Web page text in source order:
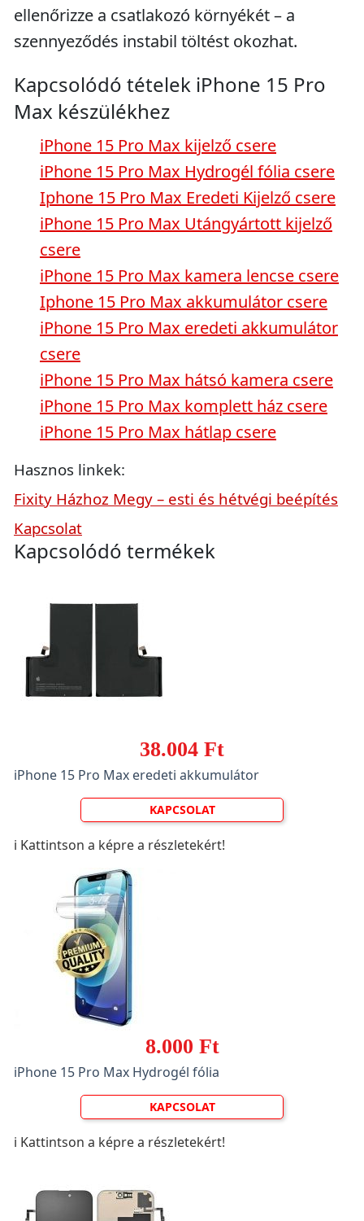
ellenőrizze a csatlakozó környékét – a
szennyeződés instabil töltést okozhat.
Kapcsolódó tételek iPhone 15 Pro
Max készülékhez
iPhone 15 Pro Max kijelző csere
iPhone 15 Pro Max Hydrogél fólia csere
Iphone 15 Pro Max Eredeti Kijelző csere
iPhone 15 Pro Max Utángyártott kijelző
csere
iPhone 15 Pro Max kamera lencse csere
Iphone 15 Pro Max akkumulátor csere
iPhone 15 Pro Max eredeti akkumulátor
csere
iPhone 15 Pro Max hátsó kamera csere
iPhone 15 Pro Max komplett ház csere
iPhone 15 Pro Max hátlap csere
Hasznos linkek:
Fixity Házhoz Megy – esti és hétvégi beépítés
Kapcsolat
Kapcsolódó termékek
38.004 Ft
iPhone 15 Pro Max eredeti akkumulátor
KAPCSOLAT
ℹ️ Kattintson a képre a részletekért!
8.000 Ft
iPhone 15 Pro Max Hydrogél fólia
KAPCSOLAT
ℹ️ Kattintson a képre a részletekért!